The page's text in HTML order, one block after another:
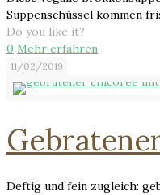
Suppenschüssel kommen
Do you like it?
0 Mehr erfahren
11/02/2019
Deftig und fein zugleich: